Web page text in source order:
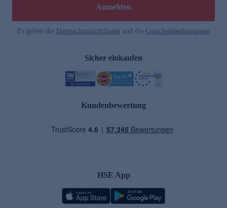
Anmelden
Es gelten die Datenschutzrichtlinien und die Gutscheinbedingungen
Sicher einkaufen
Kundenbewertung
HSE App